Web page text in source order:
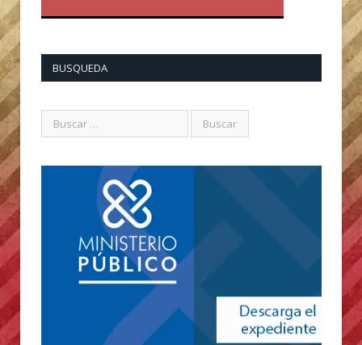
BUSQUEDA